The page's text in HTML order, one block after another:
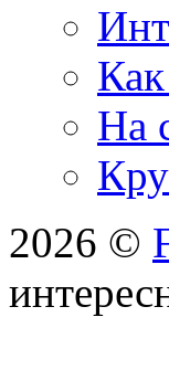
На
2026 ©